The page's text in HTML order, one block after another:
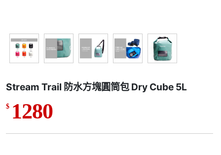
Stream Trail 防水方塊圓筒包 Dry Cube 5L
$ 1280